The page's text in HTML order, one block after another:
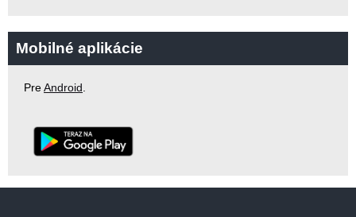
Mobilné aplikácie
PreAndroid